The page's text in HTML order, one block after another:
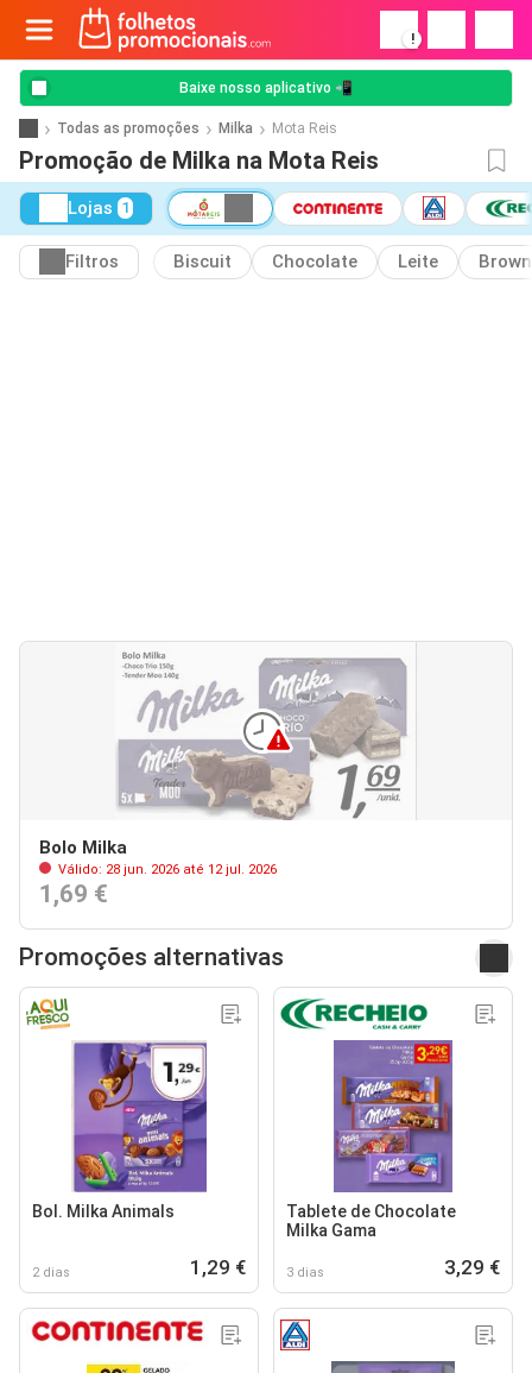
!
Baixe nosso aplicativo 📲
Todas as promoções Milka Mota Reis
Promoção de Milka na Mota Reis
Lojas 1
Filtros Biscuit Chocolate Leite
Bolo Milka
Válido: 28 jun. 2026 até 12 jul. 2026
1,69 €
Promoções alternativas
Bol. Milka Animals
2 dias 1,29 €
Tablete de Chocolate
Milka Gama
3 dias 3,29 €